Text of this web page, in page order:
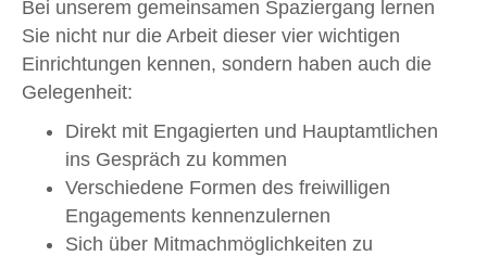
Bei unserem gemeinsamen Spaziergang lernen
Sie nicht nur die Arbeit dieser vier wichtigen
Einrichtungen kennen, sondern haben auch die
Gelegenheit:
Direkt mit Engagierten und Hauptamtlichen
ins Gespräch zu kommen
Verschiedene Formen des freiwilligen
Engagements kennenzulernen
Sich über Mitmachmöglichkeiten zu